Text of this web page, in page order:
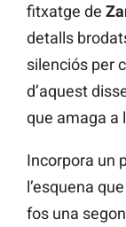
fitxatge de
detalls
silenciós per
d’aquest
que amaga a
Incorpora un
l’esquena
fos una